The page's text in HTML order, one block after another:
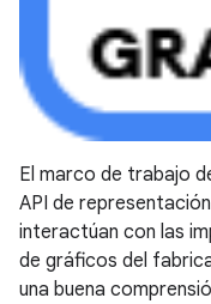
El marco de trabajo
API de
interactúan con las
de gráficos del
una buena